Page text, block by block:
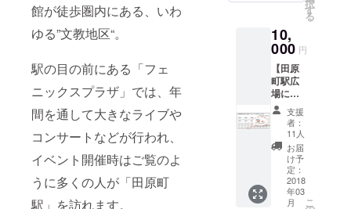
館が徒歩圏内にある、いわ
ゆる”文教地区“。
駅の目の前にある「フェ
ニックスプラザ」では、年
間を通して大きなライブや
コンサートなどが行われ、
イベント開催時はご覧のよ
うに多くの人が「田原町
駅」を訪れます。
ゼント
しま
す。
車両と
記念撮
影はい
かがで
しょう
か？ 車
両の
ヘッド
マーク
には、
オリジ
ナルの
お礼
メッ
セージ
択
す
る
10,
000 円
【田原
町駅広
場にお
名前を
掲載】
ご支援
いただ
いた方
のお名
前を、
電車を
モチー
支援
者：
11人
お届
け予
定：
2018
年03
月
こ